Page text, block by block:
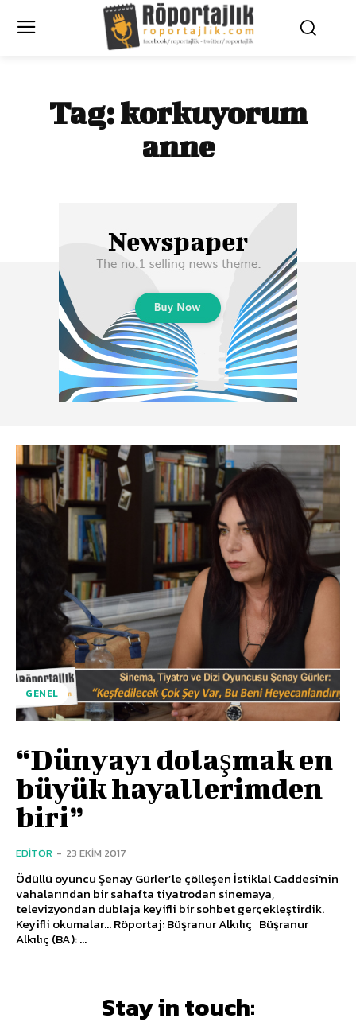
Tag:korkuyorum
anne
GENEL
“Dünyayı dolaşmak en
büyük hayallerimden
biri”
EDITÖR - 23 EKIM 2017
Ödüllü oyuncu Şenay Gürler’le çölleşen İstiklal Caddesi'nin
vahalarından bir sahafta tiyatrodan sinemaya,
televizyondan dublaja keyifli bir sohbet gerçekleştirdik.
Keyifli okumalar… Röportaj: Büşranur Alkılıç Büşranur
Alkılıç (BA): ...
Stay in touch: